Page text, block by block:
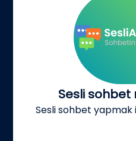
Sesli sohbet
Sesli sohbet yapmak